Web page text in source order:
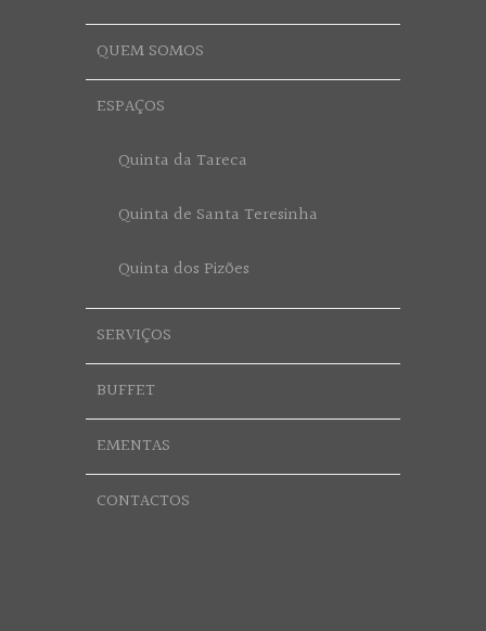
QUEM SOMOS
ESPAÇOS
Quinta da Tareca
Quinta de Santa Teresinha
Quinta dos Pizões
SERVIÇOS
BUFFET
EMENTAS
CONTACTOS